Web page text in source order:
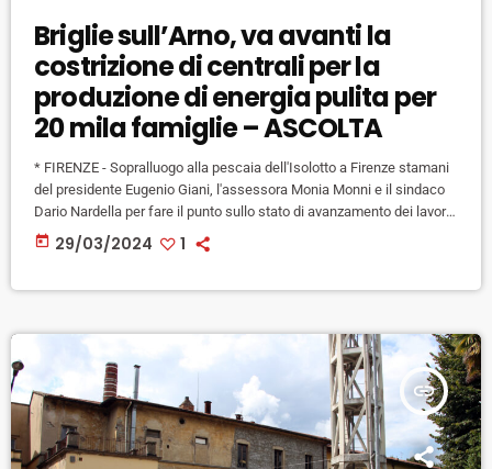
Briglie sull’Arno, va avanti la
costrizione di centrali per la
produzione di energia pulita per
20 mila famiglie – ASCOLTA
* FIRENZE - Sopralluogo alla pescaia dell'Isolotto a Firenze stamani
del presidente Eugenio Giani, l'assessora Monia Monni e il sindaco
Dario Nardella per fare il punto sullo stato di avanzamento dei lavori
di riqualificazione dell'antica briglia sull'Arno, al centro di un
intervento di riqualificazione che la riporterà assieme ad altre 12,
today 29/03/2024 1
insert_link